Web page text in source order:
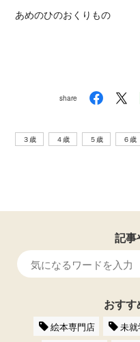
あめのひのおくりもの
share
３歳 ４歳 ５歳 ６歳
記事
おす
絵本専門店 未就